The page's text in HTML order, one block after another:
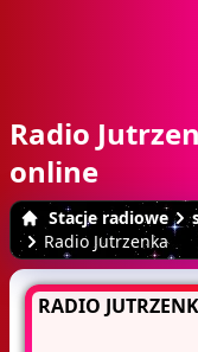
Radio
online
Stacje radiowe
Radio Jutrzenka
RADIO